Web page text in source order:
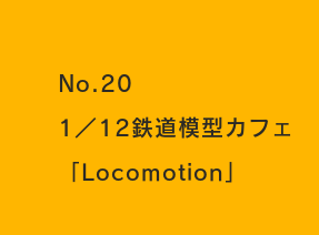
No.20
1／12鉄道模型カフェ
「Locomotion」